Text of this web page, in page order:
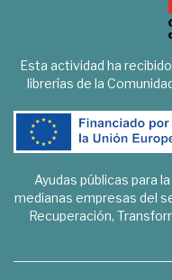
Esta actividad ha
librerías de la
Ayudas públicas para
medianas empresas del
Recuperación,